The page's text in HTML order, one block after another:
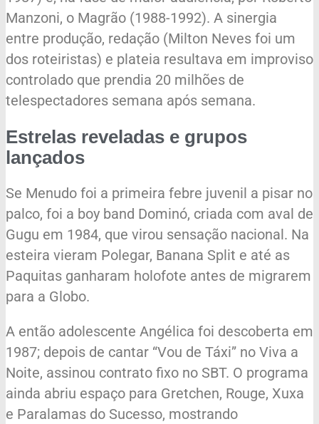
Manzoni, o Magrão (1988-1992). A sinergia
entre produção, redação (Milton Neves foi um
dos roteiristas) e plateia resultava em improviso
controlado que prendia 20 milhões de
telespectadores semana após semana.
Estrelas reveladas e grupos
lançados
Se Menudo foi a primeira febre juvenil a pisar no
palco, foi a boy band Dominó, criada com aval de
Gugu em 1984, que virou sensação nacional. Na
esteira vieram Polegar, Banana Split e até as
Paquitas ganharam holofote antes de migrarem
para a Globo.
A então adolescente Angélica foi descoberta em
1987; depois de cantar “Vou de Táxi” no Viva a
Noite, assinou contrato fixo no SBT. O programa
ainda abriu espaço para Gretchen, Rouge, Xuxa
e Paralamas do Sucesso, mostrando